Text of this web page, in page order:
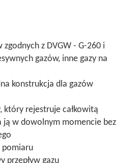
z DVGW - G-260 i
gazów, inne gazy na
konstrukcja dla gazów
który rejestruje całkowitą
w dowolnym momencie bez
pomiaru
przepływ gazu